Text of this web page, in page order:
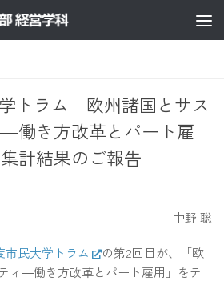
トラム 欧州諸国とサス
働き方改革とパート雇
計結果のご報告
中野 聡
市民大学トラム
の第2回目が、「欧
ィ―働き方改革とパート雇用」をテ